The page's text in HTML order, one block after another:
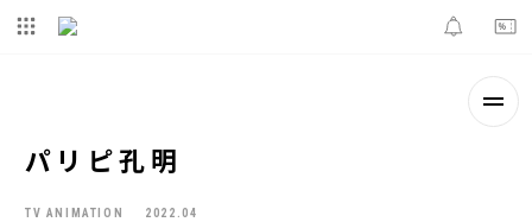
パリピ孔明
TV ANIMATION 2022.04